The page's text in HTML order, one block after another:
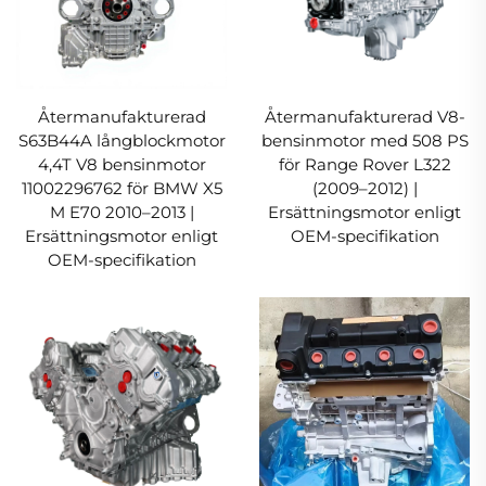
Återmanufakturerad
S63B44A långblockmotor
4,4T V8 bensinmotor
11002296762 för BMW X5
M E70 2010–2013 |
Ersättningsmotor enligt
OEM-specifikation
Återmanufakturerad V8-
bensinmotor med 508 PS
för Range Rover L322
(2009–2012) |
Ersättningsmotor enligt
OEM-specifikation